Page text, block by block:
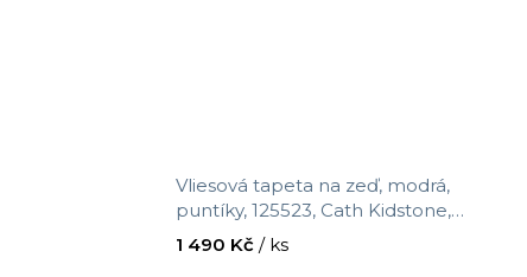
Vliesová tapeta na zeď, modrá,
puntíky, 125523, Cath Kidstone,
velikost 10 x 0,52 m
1 490 Kč / ks